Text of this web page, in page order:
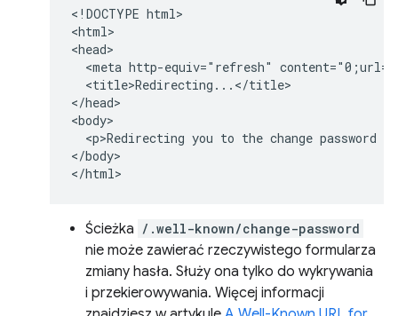
<!DOCTYPE html>
<html>
<head>
<meta http-equiv="refresh"
  <title>Redirecting...</title>
</head>
<body>
<p>Redirecting you to the change password
</body>
Ścieżka /.well-known/change-password
nie może zawierać rzeczywistego formularza
zmiany hasła. Służy ona tylko do wykrywania
i przekierowywania. Więcej informacji